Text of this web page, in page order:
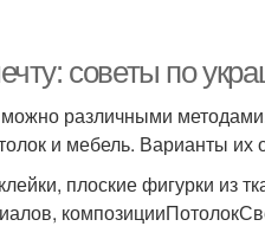
советы по
можно различными
и мебель. Варианты
плоские фигурки из